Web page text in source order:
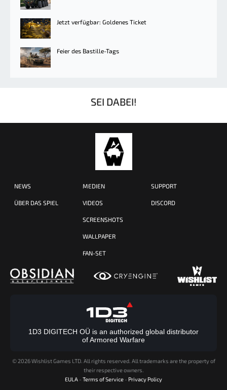
Jetzt verfügbar: Goldenes Ticket
Feier des Bastille-Tags
SEI DABEI!
NEWS
ÜBER DAS SPIEL
MEDIEN
VIDEOS
SCREENSHOTS
WALLPAPER
FAN-SET
SUPPORT
DISCORD
1D3 DIGITECH OÜ is an authorized global distributor
of Armored Warfare
© 2026 Wishlist Games LTD. All rights reserved. All trademarks are the property of
their respective owners.
EULA - Terms of Service - Privacy Policy